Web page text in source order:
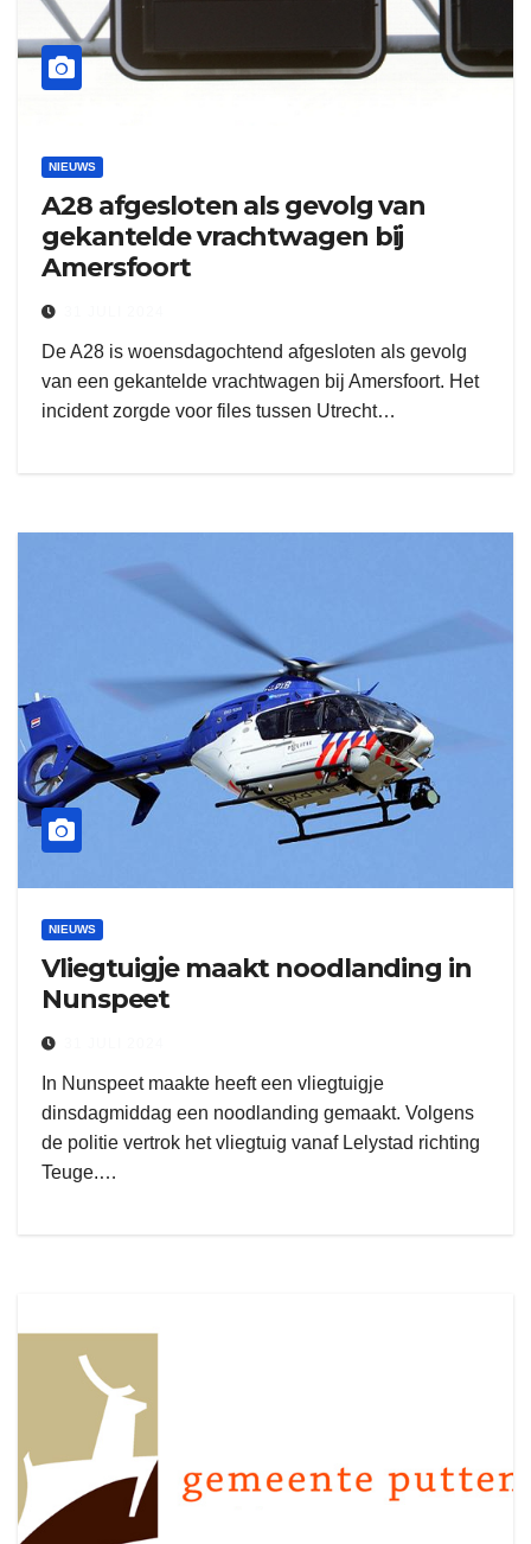
NIEUWS
A28 afgesloten als gevolg van
gekantelde vrachtwagen bij
Amersfoort
De A28 is woensdagochtend afgesloten als gevolg
van een gekantelde vrachtwagen bij Amersfoort. Het
incident zorgde voor files tussen Utrecht…
NIEUWS
Vliegtuigje maakt noodlanding in
Nunspeet
In Nunspeet maakte heeft een vliegtuigje
dinsdagmiddag een noodlanding gemaakt. Volgens
de politie vertrok het vliegtuig vanaf Lelystad richting
Teuge.…